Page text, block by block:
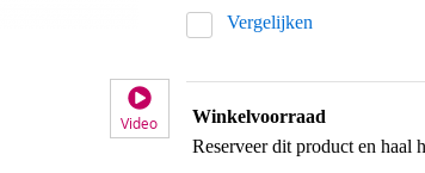
Video
Vergelijken
Winkelvoorraad
Reserveer dit product en haal